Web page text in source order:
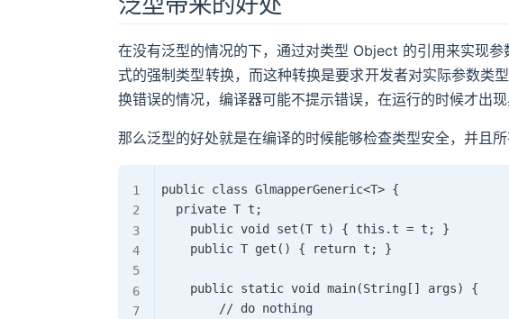
在没有泛型的情况的下，通过对类型 Object 的引用来实现参
式的强制类型转换，而这种转换是要求开发者对实际参数类
换错误的情况，编译器可能不提示错误，在运行的时候才出
那么泛型的好处就是在编译的时候能够检查类型安全，并且
public class GlmapperGeneric<T> {
  private T t;
    public void set(T t) { this.t = t; }
    public T get() { return t; }
    public static void main(String[] args) {
        // do nothing